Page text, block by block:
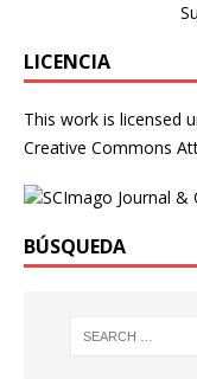
LICENCIA
This work is licensed
Creative Commons
BÚSQUEDA